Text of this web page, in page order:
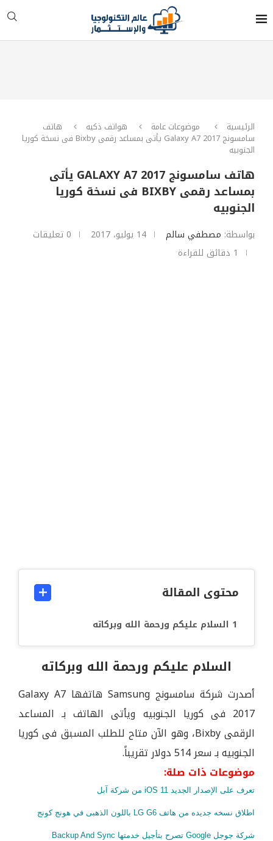
الرئيسية موضوعات عامة هواتف ذكيه هاتف
سامسونج Galaxy A7 2017 يأتى بمساعد رقمى Bixby فى نسخة كوريا
الجنوبيه
هاتف سامسونج GALAXY A7 2017 يأتى
بمساعد رقمى BIXBY فى نسخة كوريا
الجنوبيه
بواسطة: مصطفي سالم 14 يوليو، 2017
0 تعليقات
1 دقائق للقراءة
محتوى المقالة
السلام عليكم ورحمة الله وبركاته
السلام عليكم ورحمة الله وبركاته
أصدرت شركة سامسونج Samsung هاتفها Galaxy A7
2017 فى كوريا الجنوبيه ويأتى الهاتف بـ المساعد
الرقمى Bixby، وهو الآن متاح للطلب المسبق فى كوريا
الجنوبيه بـ سعر 514 دولار تقريباً.
موضوعات ذات صلة:
تعرف على الإصدار الجديد iOS 11 من شركة آبل
اطلاق نسخه جديده من هاتف LG G6 باللون الذهبى في هونج كونج
شركة جوجل Google تصرح بتأجيل خدمتها Backup And Sync